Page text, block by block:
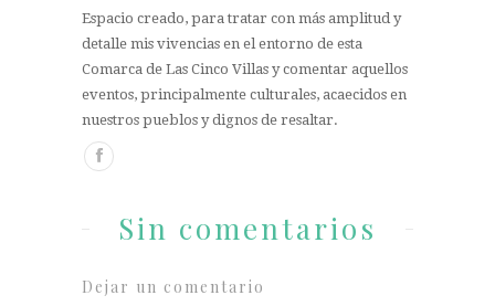
Espacio creado, para tratar con más amplitud y
detalle mis vivencias en el entorno de esta
Comarca de Las Cinco Villas y comentar aquellos
eventos, principalmente culturales, acaecidos en
nuestros pueblos y dignos de resaltar.
Sin comentarios
Dejar un comentario